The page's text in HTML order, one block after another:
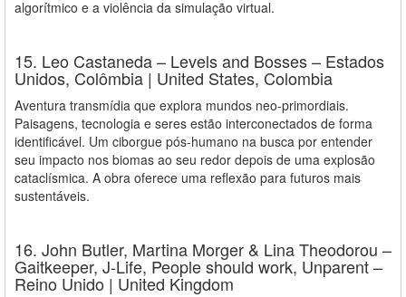
algorítmico e a violência da simulação virtual.
15. Leo Castaneda – Levels and Bosses – Estados
Unidos, Colômbia | United States, Colombia
Aventura transmídia que explora mundos neo-primordiais.
Paisagens, tecnologia e seres estão interconectados de forma
identificável. Um ciborgue pós-humano na busca por entender
seu impacto nos biomas ao seu redor depois de uma explosão
cataclísmica. A obra oferece uma reflexão para futuros mais
sustentáveis.
16. John Butler, Martina Morger & Lina Theodorou –
Gaitkeeper, J-Life, People should work, Unparent –
Reino Unido | United Kingdom